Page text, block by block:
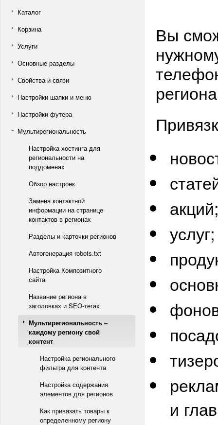
Каталог
Корзина
Услуги
Основные разделы
Свойства и связи
Настройки шапки и меню
Настройки футера
Мультирегиональность
Настройка хостинга для
региональности на
поддоменах
Обзор настроек
Замена контактной
информации на странице
контактов в регионах
Разделы и карточки регионов
Автогенерация robots.txt
Настройка Композитного
сайта
Название региона в
заголовках и SEO-тегах
Мультирегиональность –
каждому региону свой
контент
Настройка регионального
фильтра для контента
Настройка содержания
элементов для регионов
Как привязать товары к
определенному региону
Вы
услуг;
и